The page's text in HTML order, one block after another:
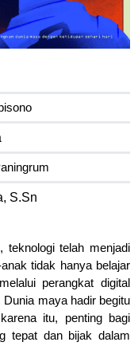
S.Sn
teknologi telah menjadi
tidak hanya belajar
perangkat digital
maya hadir begitu
itu, penting bagi
tepat dan bijak dalam